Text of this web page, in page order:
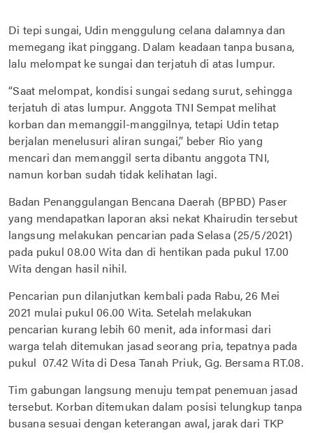
Di tepi sungai, Udin menggulung celana dalamnya dan
memegang ikat pinggang. Dalam keadaan tanpa busana,
lalu melompat ke sungai dan terjatuh di atas lumpur.
“Saat melompat, kondisi sungai sedang surut, sehingga
terjatuh di atas lumpur. Anggota TNI Sempat melihat
korban dan memanggil-manggilnya, tetapi Udin tetap
berjalan menelusuri aliran sungai,” beber Rio yang
mencari dan memanggil serta dibantu anggota TNI,
namun korban sudah tidak kelihatan lagi.
Badan Penanggulangan Bencana Daerah (BPBD) Paser
yang mendapatkan laporan aksi nekat Khairudin tersebut
langsung melakukan pencarian pada Selasa (25/5/2021)
pada pukul 08.00 Wita dan di hentikan pada pukul 17.00
Wita dengan hasil nihil.
Pencarian pun dilanjutkan kembali pada Rabu, 26 Mei
2021 mulai pukul 06.00 Wita. Setelah melakukan
pencarian kurang lebih 60 menit, ada informasi dari
warga telah ditemukan jasad seorang pria, tepatnya pada
pukul 07.42 Wita di Desa Tanah Priuk, Gg. Bersama RT.08.
Tim gabungan langsung menuju tempat penemuan jasad
tersebut. Korban ditemukan dalam posisi telungkup tanpa
busana sesuai dengan keterangan awal, jarak dari TKP